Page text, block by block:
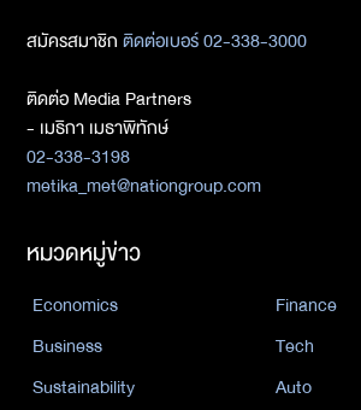
สมัครสมาชิกติดต่อเบอร์ 02-338-3000
ติดต่อ Media Partners
- เมธิกา เมธาพิทักษ์
02-338-3198
metika_met@nationgroup.com
หมวดหมู่ข่าว
Economics
Finance
Business
Tech
Sustainability
Auto